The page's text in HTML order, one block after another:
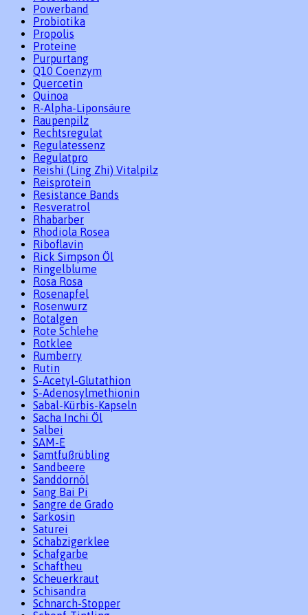
Powerband
Probiotika
Propolis
Proteine
Purpurtang
Q10 Coenzym
Quercetin
Quinoa
R-Alpha-Liponsäure
Raupenpilz
Rechtsregulat
Regulatessenz
Regulatpro
Reishi (Ling Zhi) Vitalpilz
Reisprotein
Resistance Bands
Resveratrol
Rhabarber
Rhodiola Rosea
Riboflavin
Rick Simpson Öl
Ringelblume
Rosa Rosa
Rosenapfel
Rosenwurz
Rotalgen
Rote Schlehe
Rotklee
Rumberry
Rutin
S-Acetyl-Glutathion
S-Adenosylmethionin
Sabal-Kürbis-Kapseln
Sacha Inchi Öl
Salbei
SAM-E
Samtfußrübling
Sandbeere
Sanddornöl
Sang Bai Pi
Sangre de Grado
Sarkosin
Saturei
Schabzigerklee
Schafgarbe
Schaftheu
Scheuerkraut
Schisandra
Schnarch-Stopper